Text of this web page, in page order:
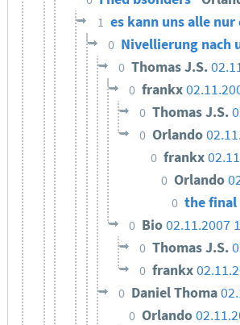
1 es kann uns alle
0 Nivellierung nach
0 Thomas J.S.
0 frankx
0 Thomas J.S.
0 Orlando
0 frankx
0 Orlando
0 the final
0 Bio02.11.2007
0 Thomas J.S.
0 frankx
0 Daniel Thoma
0 Orlando